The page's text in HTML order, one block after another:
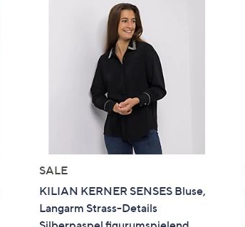
SALE
KILIAN KERNER SENSES Bluse,
Langarm Strass-Details